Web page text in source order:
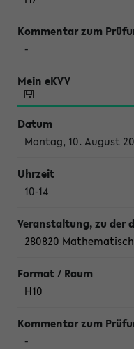
-
Montag, 10. August
10-14
280820
H10
-